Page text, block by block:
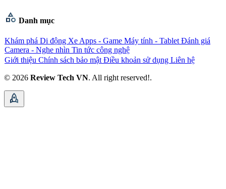
category Danh mục
Khám phá Di động Xe Apps - Game Máy tính - Tablet Đánh giá
Camera - Nghe nhìn Tin tức công nghệ
Giới thiệu Chính sách bảo mật Điều khoản sử dụng Liên hệ
© 2026 Review Tech VN. All right reserved!.
rocket